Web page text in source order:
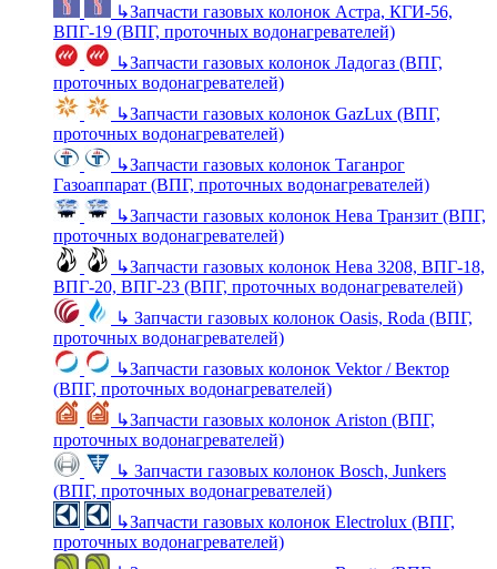
↳Запчасти газовых колонок Астра, КГИ-56,
ВПГ-19 (ВПГ, проточных водонагревателей)
↳Запчасти газовых колонок Ладогаз (ВПГ,
проточных водонагревателей)
↳Запчасти газовых колонок GazLux (ВПГ,
проточных водонагревателей)
↳Запчасти газовых колонок Таганрог
Газоаппарат (ВПГ, проточных водонагревателей)
↳Запчасти газовых колонок Нева Транзит (ВПГ,
проточных водонагревателей)
↳Запчасти газовых колонок Нева 3208, ВПГ-18,
ВПГ-20, ВПГ-23 (ВПГ, проточных водонагревателей)
↳ Запчасти газовых колонок Oasis, Roda (ВПГ,
проточных водонагревателей)
↳Запчасти газовых колонок Vektor / Вектор
(ВПГ, проточных водонагревателей)
↳Запчасти газовых колонок Ariston (ВПГ,
проточных водонагревателей)
↳ Запчасти газовых колонок Bosch, Junkers
(ВПГ, проточных водонагревателей)
↳Запчасти газовых колонок Electrolux (ВПГ,
проточных водонагревателей)